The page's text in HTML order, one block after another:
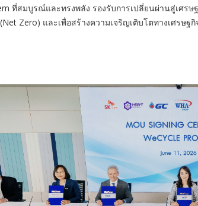
ที่สมบูรณ์และทรงพลัง รองรับการเปลี่ยนผ่านสู่เศร
Zero) และเพื่อสร้างความเจริญเติบโตทางเศรษ